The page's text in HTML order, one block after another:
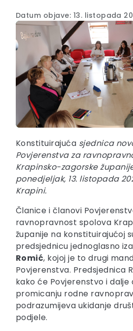
Datum objave: 13. listopada
Konstituirajuća sjednica
Povjerenstva za
Krapinsko-zagorske
ponedjeljak, 13. listopada
Krapini.
Članice i članovi
ravnopravnost spolova
županije na konstituirajućoj
predsjednicu jednoglasno
Romić, kojoj je to drugi
Povjerenstva. Predsjednica
kako će Povjerenstvo i
promicanju rodne
podrazumijeva ukidanje
podjele.